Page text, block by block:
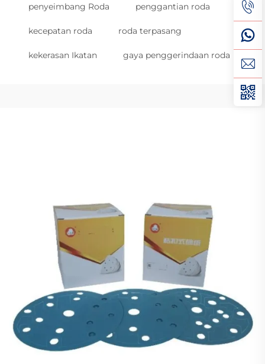
penyeimbang Roda penggantian roda
kecepatan roda roda terpasang
kekerasan Ikatan gaya penggerindaan roda